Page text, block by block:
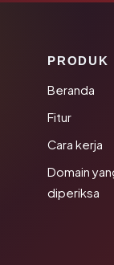
PRODUK
Beranda
Fitur
Cara kerja
Domain
diperiksa